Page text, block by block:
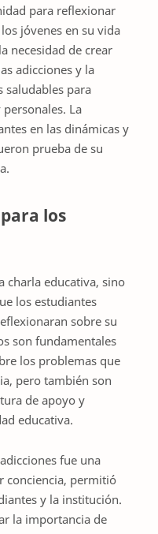
para reflexionar
jóvenes en su vida
necesidad de crear
adicciones y la
saludables para
La
en las dinámicas y
prueba de su
los
charla educativa, sino
los estudiantes
sobre su
son fundamentales
los problemas que
pero también son
de apoyo y
educativa.
fue una
conciencia, permitió
y la institución.
la importancia de